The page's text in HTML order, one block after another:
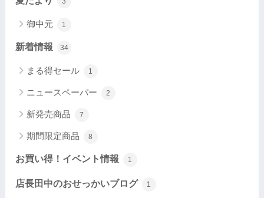
御中元 1
新着情報 34
まる得セール 1
ニュースペーパー 2
新発売商品 7
期間限定商品 8
お買い得！イベント情報 1
店長田中のおせっかいブログ 1